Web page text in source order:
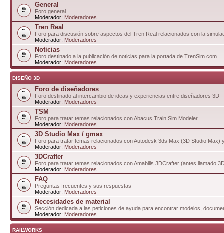
General
Foro general
Moderador: Moderadores
Tren Real
Foro para discusión sobre aspectos del Tren Real relacionados con la
Moderador: Moderadores
Noticias
Foro destinado a la publicación de noticias para la portada de TrenSim.com
Moderador: Moderadores
DISEÑO 3D
Foro de diseñadores
Foro destinado al intercambio de ideas y experiencias entre diseñadores 3D
Moderador: Moderadores
TSM
Foro para tratar temas relacionados con Abacus Train Sim Modeler
Moderador: Moderadores
3D Studio Max / gmax
Foro para tratar temas relacionados con Autodesk 3ds Max (3D Studio Max)
Moderador: Moderadores
3DCrafter
Foro para tratar temas relacionados con Amabilis 3DCrafter (antes llamado
Moderador: Moderadores
FAQ
Preguntas frecuentes y sus respuestas
Moderador: Moderadores
Necesidades de material
Sección dedicada a las peticiones de ayuda para encontrar modelos,
Moderador: Moderadores
RAILWORKS